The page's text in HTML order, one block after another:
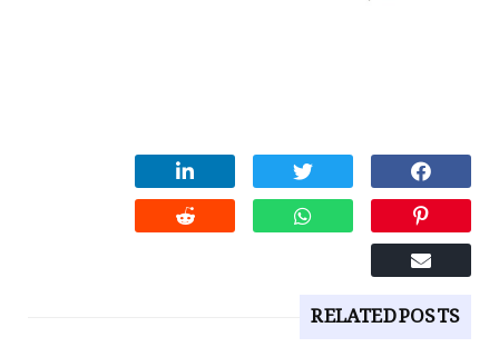
RELATED POSTS